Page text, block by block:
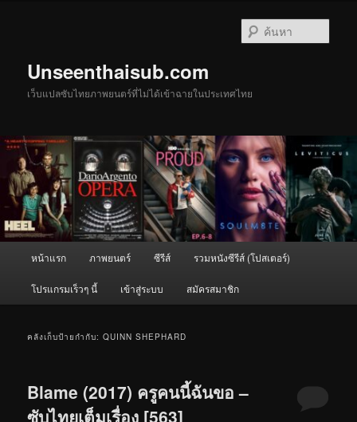
Unseenthaisub.com
เว็บแปลซับไทยภาพยนตร์ที่ไม่ได้เข้าฉายในประเทศไทย
หน้าแรก ภาพยนตร์ ซีรีส์ รวมหนังซีรีส์ (โปสเตอร์)
โปรแกรมเร็วๆ นี้ เข้าสู่ระบบ สมัครสมาชิก
คลังเก็บป้ายกำกับ:QUINN SHEPHARD
Blame (2017) ครูคนนี้ฉันขอ –
ซับไทยเต็มเรื่อง [563]